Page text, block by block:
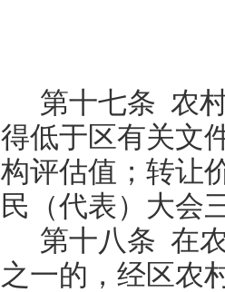
第十七条 农
得低于区有关文
构评估值；转让
民（代表）大会
第十八条 在
之一的，经区农